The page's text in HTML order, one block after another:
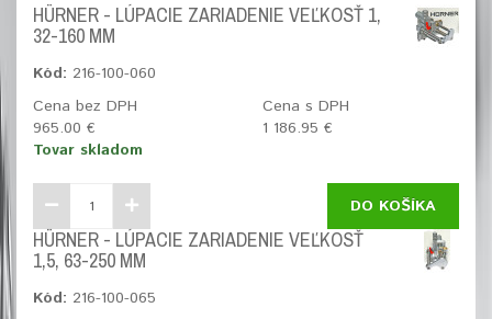
HÜRNER - LÚPACIE ZARIADENIE VEĽKOSŤ 1,
32-160 MM
Kód: 216-100-060
Cena bez DPH
965.00 €
Cena s DPH
1 186.95 €
Tovar skladom
DO KOŠÍKA
HÜRNER - LÚPACIE ZARIADENIE VEĽKOSŤ
1,5, 63-250 MM
Kód: 216-100-065